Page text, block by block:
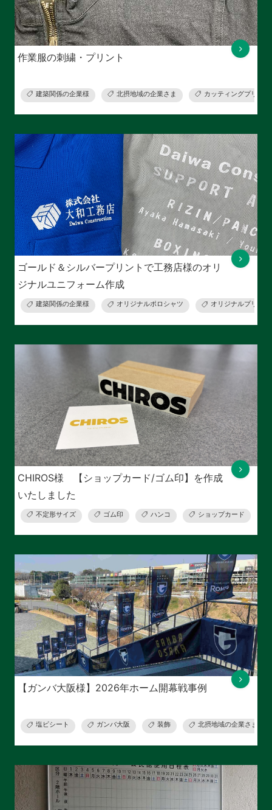
作業服の刺繍・プリント
建築関係の企業様 北摂地域の企業さま カッティングプリント
ゴールド＆シルバープリントで工務店様のオリ
ジナルユニフォーム作成
建築関係の企業様 オリジナルポロシャツ オリジナルプリント
CHIROS様 【ショップカード/ゴム印】を作成
いたしました
不定形サイズ ゴム印 ハンコ ショップカード
【ガンバ大阪様】2026年ホーム開幕戦事例
塩ビシート ガンバ大阪 装飾 北摂地域の企業さま